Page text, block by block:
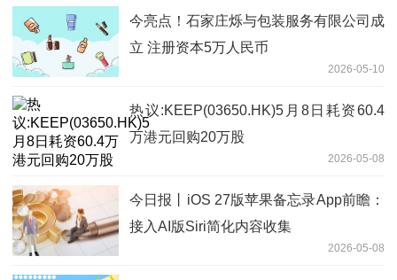
今亮点！石家庄烁与包装服务有限公司成
立 注册资本5万人民币
2026-05-10
热议:KEEP(03650.HK)5月8日耗资60.4
万港元回购20万股
2026-05-08
今日报丨iOS 27版苹果备忘录App前瞻：
接入AI版Siri简化内容收集
2026-05-08